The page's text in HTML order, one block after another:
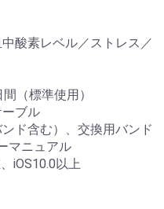
酸素レベル／ストレス／
（標準使用）
ブル
ド含む）、交換用バンド
マニュアル
iOS10.0以上